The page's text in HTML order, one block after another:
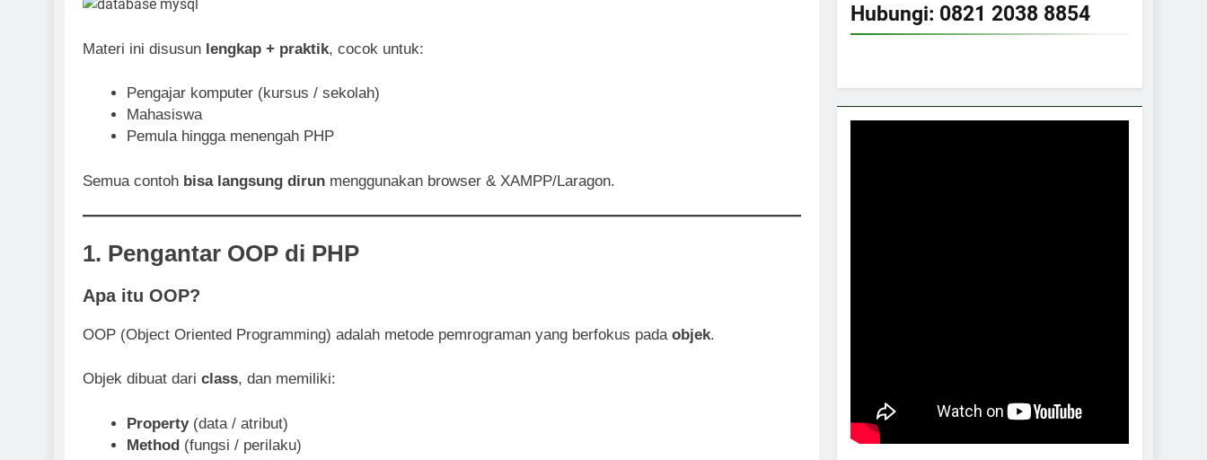
Materi ini disusun lengkap + praktik, cocok untuk:
Pengajar komputer (kursus / sekolah)
Mahasiswa
Pemula hingga menengah PHP
Semua contoh bisa langsung dirun menggunakan browser & XAMPP/Laragon.
1. Pengantar OOP di PHP
Apa itu OOP?
OOP (Object Oriented Programming) adalah metode pemrograman yang berfokus pada objek.
Objek dibuat dari class, dan memiliki:
Property(data / atribut)
Method(fungsi / perilaku)
Hubungi: 0821 2038 8854